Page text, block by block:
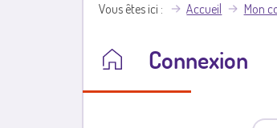
Vous êtes ici Accueil Mon
Connexion